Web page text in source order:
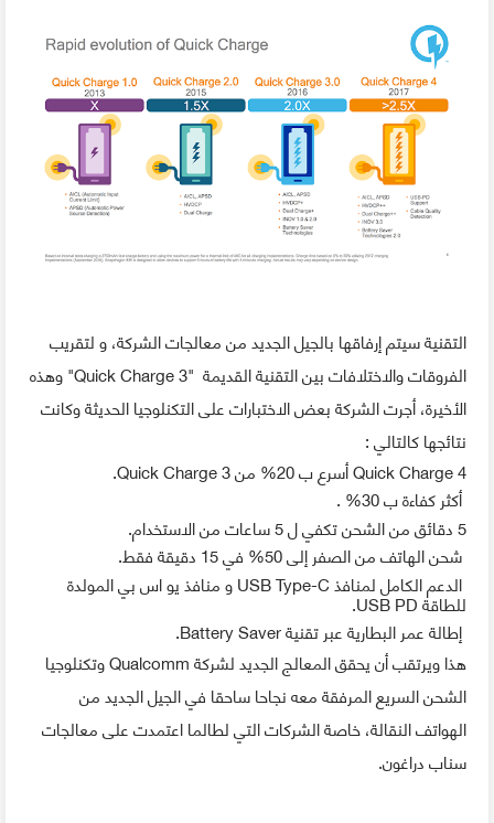
التقنية سيتم إرفاقها بالجيل الجديد من معالجات الشركة، و لتقريب
الفروقات والاختلافات بين التقنية القديمة "Quick Charge 3" وهذه
الأخيرة، أجرت الشركة بعض الاختبارات على التكنلوجيا الحديثة وكانت
نتائجها كالتالي :
Quick Charge 4 أسرع ب 20% من 3 Quick Charge.
أكثر كفاءة ب 30% .
5 دقائق من الشحن تكفي ل 5 ساعات من الاستخدام.
شحن الهاتف من الصفر إلى 50% في 15 دقيقة فقط.
الدعم الكامل لمنافذ USB Type-C و منافذ يو اس بي المولدة
للطاقة USB PD.
إطالة عمر البطارية عبر تقنية Battery Saver.
هذا ويرتقب أن يحقق المعالج الجديد لشركة Qualcomm وتكنلوجيا
الشحن السريع المرفقة معه نجاحا ساحقا في الجيل الجديد من
الهواتف النقالة، خاصة الشركات التي لطالما اعتمدت على معالجات
سناب دراغون.